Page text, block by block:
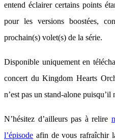
entend éclairer certains points
pour les versions boostées,
prochain(s) volet(s) de la série.
Disponible uniquement en
concert du Kingdom Hearts
n’est pas un stand-alone
N’hésitez d’ailleurs pas à relire
l’épisode afin de vous rafraîchir